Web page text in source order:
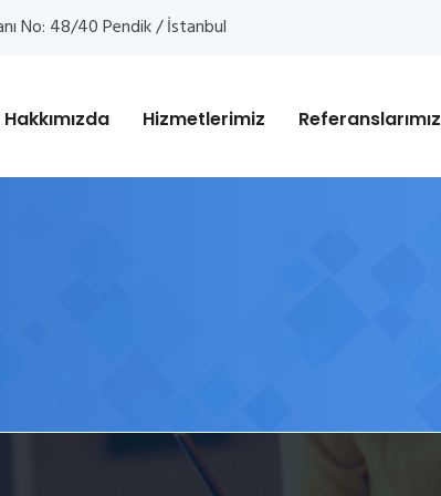
No: 48/40 Pendik / İstanbul
Hakkımızda Hizmetlerimiz Referanslarımız